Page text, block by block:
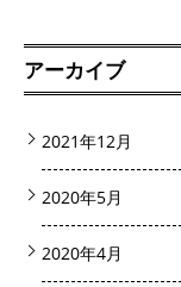
アーカイブ
2021年12月
2020年5月
2020年4月